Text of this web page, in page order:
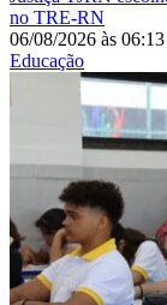
no TRE-RN
06/08/2026 às 06:13
Educação